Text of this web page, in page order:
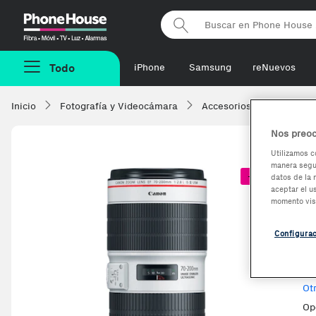
Phonehouse
Todo iPhone Samsung reNuevos
Inicio Fotografía y Videocámara Accesorios
-453,16€
Nos
Utilizamos
manera
datos de la
aceptar el
momento